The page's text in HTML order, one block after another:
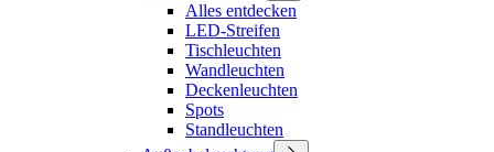
Alles entdecken
LED-Streifen
Tischleuchten
Wandleuchten
Deckenleuchten
Spots
Standleuchten